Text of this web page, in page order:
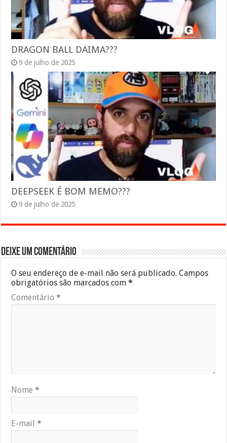
DRAGON BALL DAIMA???
9 de julho de 2025
DEEPSEEK É BOM MEMO???
9 de julho de 2025
Deixe um comentário
O seu endereço de e-mail não será publicado. Campos
obrigatórios são marcados com*
Comentário*
Nome*
E-mail*